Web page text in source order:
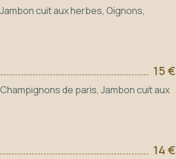
cuit aux herbes, Oignons,
15 €
de paris, Jambon cuit aux
14 €